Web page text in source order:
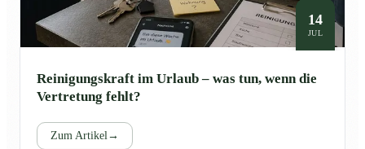
14
JUL
Reinigungskraft im Urlaub – was tun, wenn die
Vertretung fehlt?
Zum Artikel→